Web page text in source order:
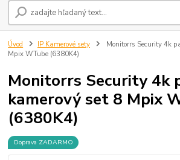
Úvod IP Kamerové sety
Monitorrs Security 4k
Mpix WTube (6380K4)
Monitorrs Security 4k
kamerový set 8 Mpix
(6380K4)
Doprava ZADARMO